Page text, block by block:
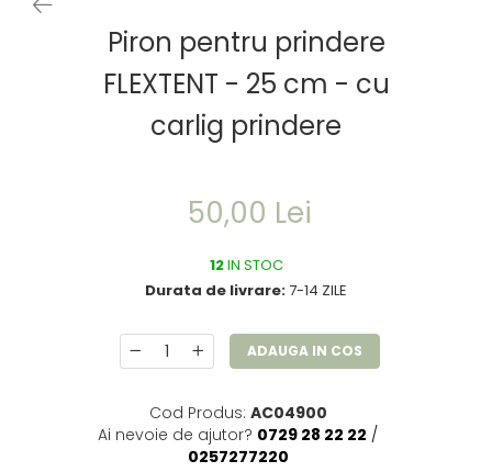
Piron pentru prindere
FLEXTENT - 25 cm - cu
carlig prindere
50,00 Lei
12IN STOC
Durata de livrare:7-14 ZILE
ADAUGA IN COS
Cod Produs: AC04900
Ai nevoie de ajutor? 0729 28 22 22 /
0257277220